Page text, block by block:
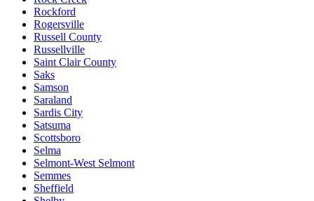
Rockford
Rogersville
Russell County
Russellville
Saint Clair County
Saks
Samson
Saraland
Sardis City
Satsuma
Scottsboro
Selma
Selmont-West Selmont
Semmes
Sheffield